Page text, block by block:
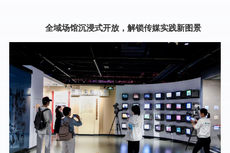
全域场馆沉浸式开放，解锁传媒实践新图景